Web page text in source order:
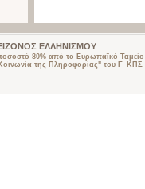
ΕΛΛΗΝΙΣΜΟΥ
80% από το Ευρωπαϊκό
της Πληροφορίας" του Γ΄ ΚΠΣ.